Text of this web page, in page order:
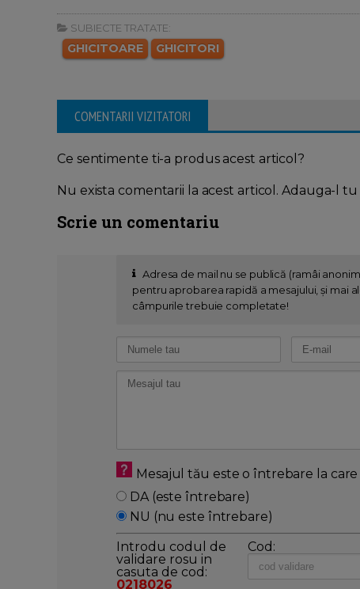
SUBIECTE TRATATE:
GHICITOARE GHICITORI
COMENTARII VIZITATORI
Ce sentimente ti-a produs acest articol?
Nu exista comentarii la acest articol. Adauga-l
Scrie un comentariu
Adresa de mail nu se publică (ramâi
pentru aprobarea rapidă a mesajului, și mai
câmpurile trebuie completate!
Mesajul tău este o întrebare la
DA (este întrebare)
NU (nu este întrebare)
Introdu codul de
validare rosu in
casuta de cod:
0218026
Cod: